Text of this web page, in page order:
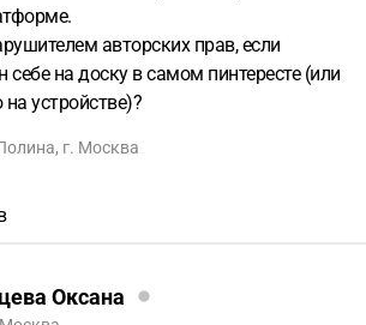
авторских прав, если
себе на доску в самом пинтересте (или
устройстве)?
, г. Москва
Оксана